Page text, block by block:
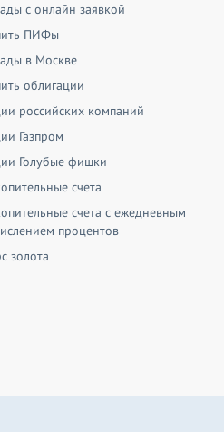
с онлайн заявкой
ПИФы
в Москве
облигации
российских компаний
Газпром
Голубые фишки
счета
счета с ежедневным
процентов
золота